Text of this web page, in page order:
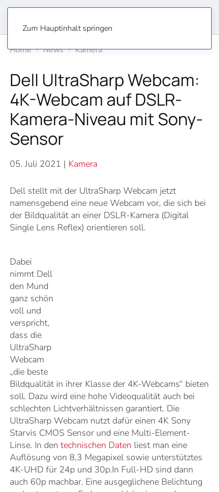
Zum Hauptinhalt springen
Home
News Kamera
Dell UltraSharp Webcam:
4K-Webcam auf DSLR-
Kamera-Niveau mit Sony-
Sensor
05. Juli 2021 | Kamera
Dell stellt mit der UltraSharp Webcam jetzt
namensgebend eine neue Webcam vor, die sich bei
der Bildqualität an einer DSLR-Kamera (Digital
Single Lens Reflex) orientieren soll.
Dabei
nimmt Dell
den Mund
ganz schön
voll und
verspricht,
dass die
UltraSharp
Webcam
„die beste
Bildqualität in ihrer Klasse der 4K-Webcams“ bieten
soll. Dazu wird eine hohe Videoqualität auch bei
schlechten Lichtverhältnissen garantiert. Die
UltraSharp Webcam nutzt dafür einen 4K Sony
Starvis CMOS Sensor und eine Multi-Element-
Linse. In den technischen Daten liest man eine
Auflösung von 8,3 Megapixel sowie unterstütztes
4K-UHD für 24p und 30p.In Full-HD sind dann
auch 60p machbar. Eine ausgeglichene Belichtung